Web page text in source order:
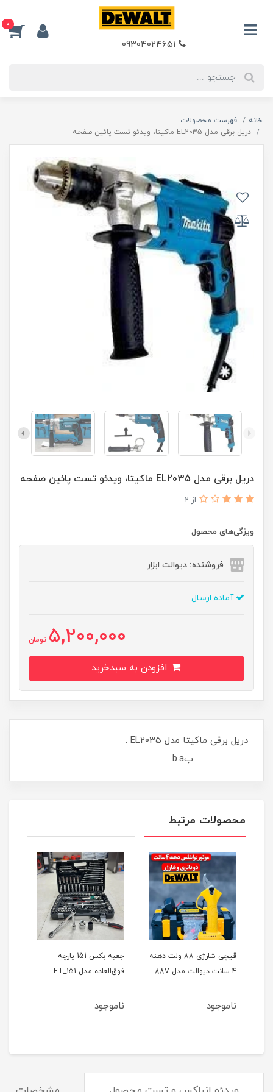
0
خانه
فهرست محصولات
دریل برقی مدل EL2035 ماکیتا، ویدئو تست پائین صفحه
دریل برقی مدل EL2035 ماکیتا، ویدئو تست پائین صفحه
از 2
ویژگی‌های محصول
فروشنده: دیوالت ابزار
آماده ارسال
5,200,000 تومان
دریل برقی ماکیتا مدل EL2035 .
بb.a
محصولات مرتبط
قیچی شارژی 88 ولت دهنه
4 سانت دیوالت مدل 88V
ناموجود
جعبه بکس 151 پارچه
فوق‌العاده مدل ET_151
ناموجود